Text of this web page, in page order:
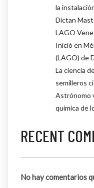
la
Dictan
LAGO
Inició en
(LAGO) de
La ciencia
semilleros
Astrónomo
química de
RECENT
No hay comentarios